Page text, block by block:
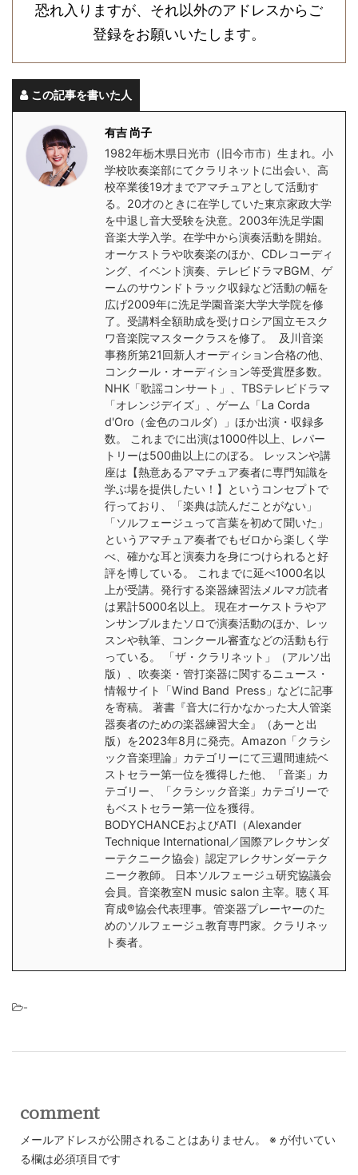
恐れ入りますが、それ以外のアドレスからご
登録をお願いいたします。
この記事を書いた人
有吉 尚子
1982年栃木県日光市（旧今市市）生まれ。小
学校吹奏楽部にてクラリネットに出会い、高
校卒業後19才までアマチュアとして活動す
る。20才のときに在学していた東京家政大学
を中退し音大受験を決意。2003年洗足学園
音楽大学入学。在学中から演奏活動を開始。
オーケストラや吹奏楽のほか、CDレコーディ
ング、イベント演奏、テレビドラマBGM、ゲ
ームのサウンドトラック収録など活動の幅を
広げ2009年に洗足学園音楽大学大学院を修
了。受講料全額助成を受けロシア国立モスク
ワ音楽院マスタークラスを修了。 及川音楽
事務所第21回新人オーディション合格の他、
コンクール・オーディション等受賞歴多数。
NHK「歌謡コンサート」、TBSテレビドラマ
「オレンジデイズ」、ゲーム「La Corda
d'Oro（金色のコルダ）」ほか出演・収録多
数。 これまでに出演は1000件以上、レパー
トリーは500曲以上にのぼる。 レッスンや講
座は【熱意あるアマチュア奏者に専門知識を
学ぶ場を提供したい！】というコンセプトで
行っており、「楽典は読んだことがない」
「ソルフェージュって言葉を初めて聞いた」
というアマチュア奏者でもゼロから楽しく学
べ、確かな耳と演奏力を身につけられると好
評を博している。 これまでに延べ1000名以
上が受講。発行する楽器練習法メルマガ読者
は累計5000名以上。 現在オーケストラやア
ンサンブルまたソロで演奏活動のほか、レッ
スンや執筆、コンクール審査などの活動も行
っている。 「ザ・クラリネット」（アルソ出
版）、吹奏楽・管打楽器に関するニュース・
情報サイト「Wind Band Press」などに記事
を寄稿。 著書『音大に行かなかった大人管楽
器奏者のための楽器練習大全』（あーと出
版）を2023年8月に発売。Amazon「クラシ
ック音楽理論」カテゴリーにて三週間連続ベ
ストセラー第一位を獲得した他、「音楽」カ
テゴリー、「クラシック音楽」カテゴリーで
もベストセラー第一位を獲得。
BODYCHANCEおよびATI（Alexander
Technique International／国際アレクサンダ
ーテクニーク協会）認定アレクサンダーテク
ニーク教師。 日本ソルフェージュ研究協議会
会員。音楽教室N music salon 主宰。聴く耳
育成®︎協会代表理事。管楽器プレーヤーのた
めのソルフェージュ教育専門家。クラリネッ
ト奏者。
-
comment
メールアドレスが公開されることはありません。 ※ が付いてい
る欄は必須項目です